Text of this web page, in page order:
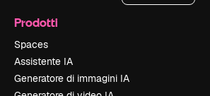
Prodotti
Spaces
Assistente IA
Generatore di immagini IA